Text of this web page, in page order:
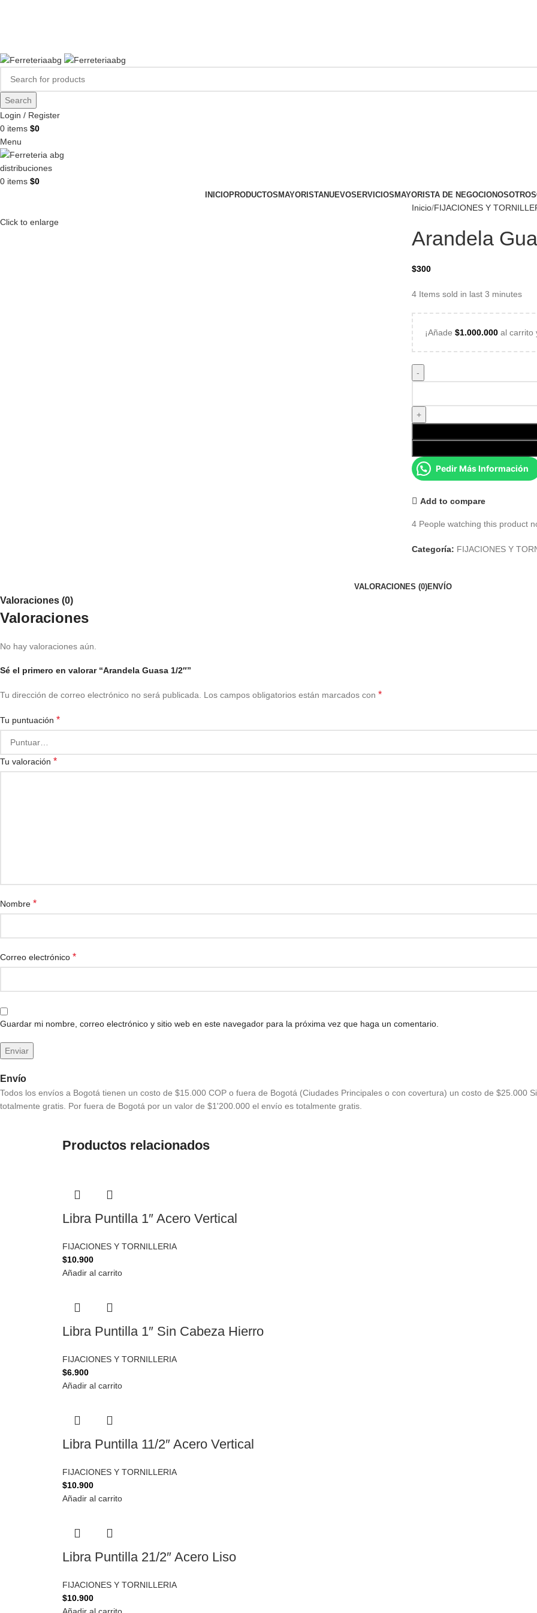
Search
Login / Register
0 items $0
Menu
0 items $0
INICIOPRODUCTOS MAYORISTANUEVOSERVICIOS MAYORISTA DE NEGOCIONOSOTROS
Click to enlarge
Inicio FIJACIONES Y
Arandela
$300
4 Items sold in last 3 minutes
¡Añade $1.000.000 al carrito
Pedir Más Información
Add to compare
4 People watching this product
Categoría: FIJACIONES Y
VALORACIONES (0)ENVÍO
Valoraciones (0)
Valoraciones
No hay valoraciones aún.
Sé el primero en valorar “Arandela Guasa 1/2″”
Tu dirección de correo electrónico no será publicada. Los campos obligatorios están marcados con *
Tu puntuación *
Tu valoración *
Nombre *
Correo electrónico *
Guardar mi nombre, correo electrónico y sitio web en este navegador para la próxima vez que haga un comentario.
Envío
Todos los envíos a Bogotá tienen un costo de $15.000 COP o fuera de Bogotá (Ciudades Principales o con covertura) un costo de $25.000
totalmente gratis. Por fuera de Bogotá por un valor de $1'200.000 el envío es totalmente gratis.
Productos relacionados
Libra Puntilla 1″ Acero Vertical
FIJACIONES Y TORNILLERIA
$10.900
Añadir al carrito
Libra Puntilla 1″ Sin Cabeza Hierro
FIJACIONES Y TORNILLERIA
$6.900
Añadir al carrito
Libra Puntilla 11/2″ Acero Vertical
FIJACIONES Y TORNILLERIA
$10.900
Añadir al carrito
Libra Puntilla 21/2″ Acero Liso
FIJACIONES Y TORNILLERIA
$10.900